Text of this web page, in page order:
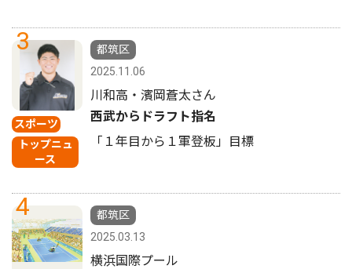
3
スポーツ
トップニュ
ース
都筑区
2025.11.06
川和高・濱岡蒼太さん
西武からドラフト指名
「１年目から１軍登板」目標
4
都筑区
2025.03.13
横浜国際プール